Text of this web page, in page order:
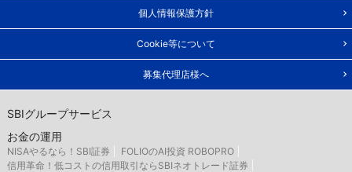
個人情報保護方針
Cookie等について
募集代理店様へ
SBIグループサービス
お金の運用
NISAやるなら！SBI証券
FOLIOのAI投資 ROBOPRO
信用革命！低コストの信用取引ならSBIネオトレード証券